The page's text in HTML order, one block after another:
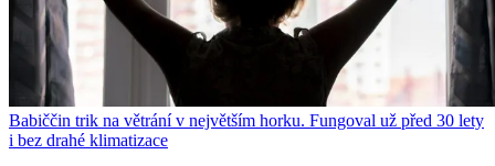
Babiččin trik na větrání v největším horku. Fungoval už před 30 lety
i bez drahé klimatizace